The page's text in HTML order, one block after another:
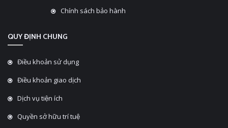
Chính sách bảo hành
QUY ĐỊNH CHUNG
Điều khoản sử dụng
Điều khoản giao dịch
Dịch vụ tiện ích
Quyền sở hữu trí tuệ